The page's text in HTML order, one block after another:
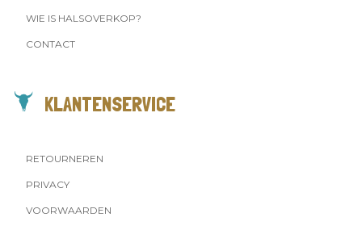
WIE IS HALSOVERKOP?
CONTACT
KLANTENSERVICE
RETOURNEREN
PRIVACY
VOORWAARDEN